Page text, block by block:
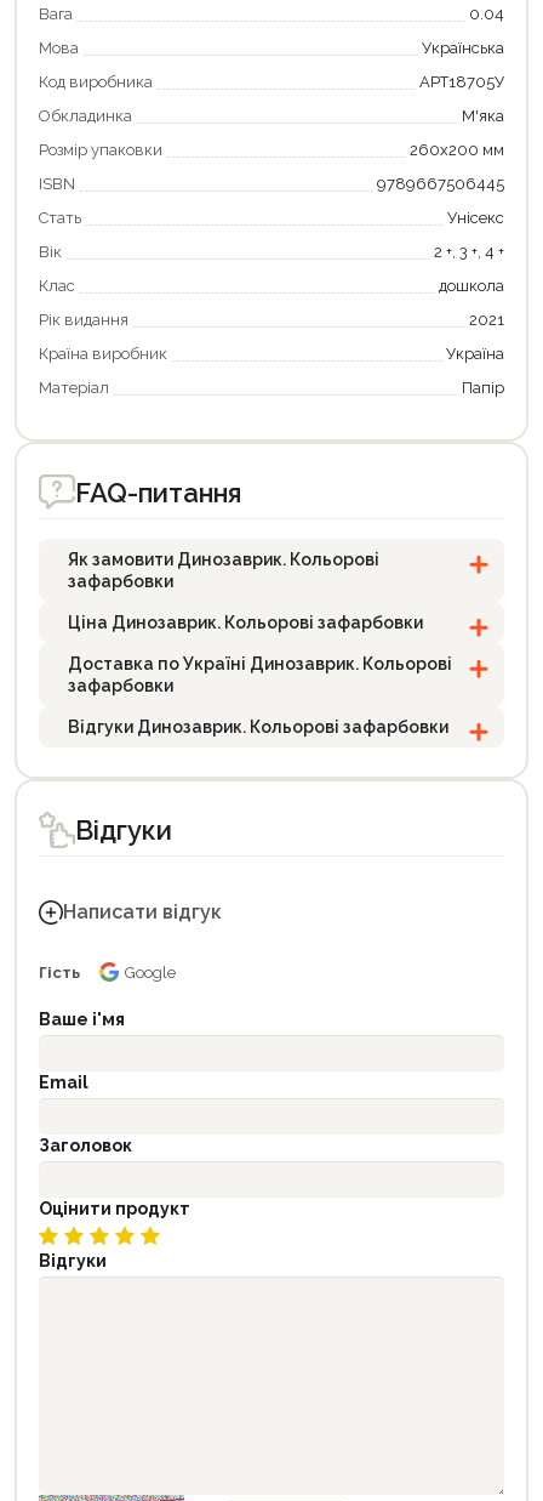
Вага
0.04
Мова
Українська
Код виробника
АРТ18705У
Обкладинка
М'яка
Розмір упаковки
260х200 мм
ISBN
9789667506445
Стать
Унісекс
Вік
2 +, 3 +, 4 +
Клас
дошкола
Рік видання
2021
Країна виробник
Україна
Матеріал
Папір
FAQ-питання
Як замовити Динозаврик. Кольорові
зафарбовки
Ціна Динозаврик. Кольорові зафарбовки
Доставка по Україні Динозаврик. Кольорові
зафарбовки
Відгуки Динозаврик. Кольорові зафарбовки
Відгуки
Написати відгук
Гість Google
Ваше і'мя
Email
Заголовок
Оцінити продукт
Відгуки
Оформити замовлення